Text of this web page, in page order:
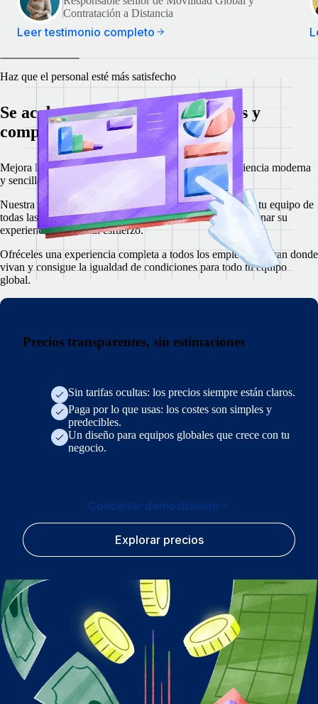
Contratación a Distancia
Leer testimonio completo
Haz que el personal esté más satisfecho
Se acabaron los RR. HH. confusos y
complejos
Mejora la satisfacción de los empleados con una experiencia moderna
y sencilla para las principales tareas de RR. HH.
Nuestra web y nuestra aplicación móvil intuitivas dotan a tu equipo de
todas las herramientas y recursos que necesitan para gestionar su
experiencia laboral sin esfuerzo.
Ofréceles una experiencia completa a todos los empleados vivan donde
vivan y consigue la igualdad de condiciones para todo tu equipo
global.
Precios transparentes, sin estimaciones
Sin tarifas ocultas: los precios siempre están claros.
Paga por lo que usas: los costes son simples y
predecibles.
Un diseño para equipos globales que crece con tu
negocio.
Concertar demostración
Explorar precios